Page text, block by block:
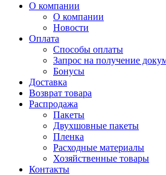
О компании
О компании
Новости
Оплата
Способы оплаты
Запрос на получение
Бонусы
Доставка
Возврат товара
Распродажа
Пакеты
Двухшовные пакеты
Пленка
Расходные материалы
Хозяйственные товары
Контакты